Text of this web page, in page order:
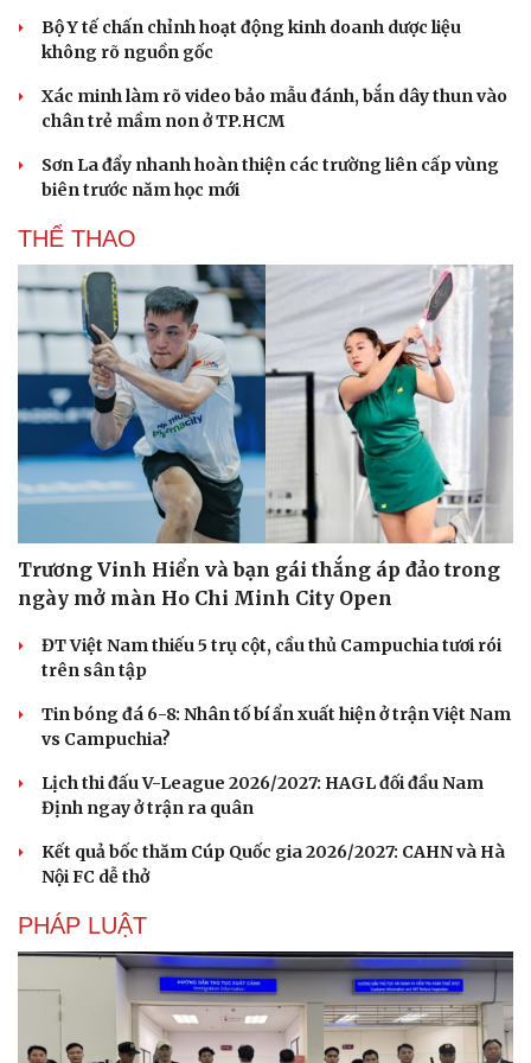
Tìm thấy hài cốt 2 liệt sĩ ở Đà Nẵng từ thông tin
nhân dân cung cấp
Thôn có 95% đồng bào dân tộc Dao ở Lào Cai được công
nhận "Thôn số"
Bộ Y tế chấn chỉnh hoạt động kinh doanh dược liệu
không rõ nguồn gốc
Xác minh làm rõ video bảo mẫu đánh, bắn dây thun vào
chân trẻ mầm non ở TP.HCM
Sơn La đẩy nhanh hoàn thiện các trường liên cấp vùng
biên trước năm học mới
THỂ THAO
Trương Vinh Hiển và bạn gái thắng áp đảo trong
ngày mở màn Ho Chi Minh City Open
ĐT Việt Nam thiếu 5 trụ cột, cầu thủ Campuchia tươi rói
trên sân tập
Tin bóng đá 6-8: Nhân tố bí ẩn xuất hiện ở trận Việt Nam
vs Campuchia?
Lịch thi đấu V-League 2026/2027: HAGL đối đầu Nam